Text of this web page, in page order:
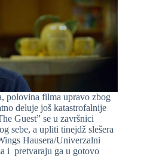
polovina filma upravo zbog
deluje još katastrofalnije
Guest” se u završnici
sebe, a upliti tinejdž slešera
Hausera/Univerzalni
i pretvaraju ga u gotovo